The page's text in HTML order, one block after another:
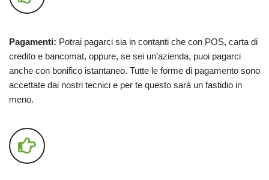
Pagamenti: Potrai pagarci sia in contanti che con POS, carta di
credito e bancomat, oppure, se sei un’azienda, puoi pagarci
anche con bonifico istantaneo. Tutte le forme di pagamento sono
accettate dai nostri tecnici e per te questo sarà un fastidio in
meno.